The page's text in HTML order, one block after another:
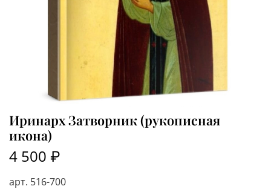
арт. 516-700
Иринарх Затворник (рукописная
икона)
4 500 ₽